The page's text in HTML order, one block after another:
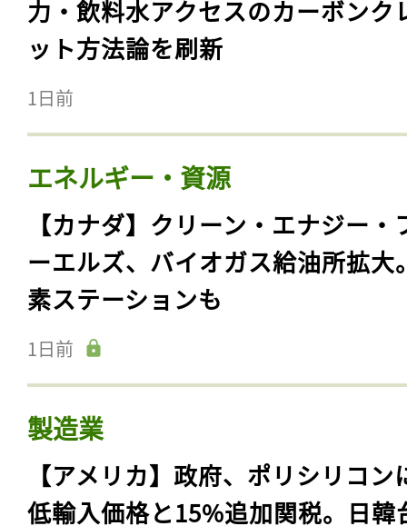
力・飲料水アクセスのカーボンク
ット方法論を刷新
1日前
エネルギー・資源
【カナダ】クリーン・エナジー・
ーエルズ、バイオガス給油所拡大
素ステーションも
1日前
製造業
【アメリカ】政府、ポリシリコン
低輸入価格と15%追加関税。日韓